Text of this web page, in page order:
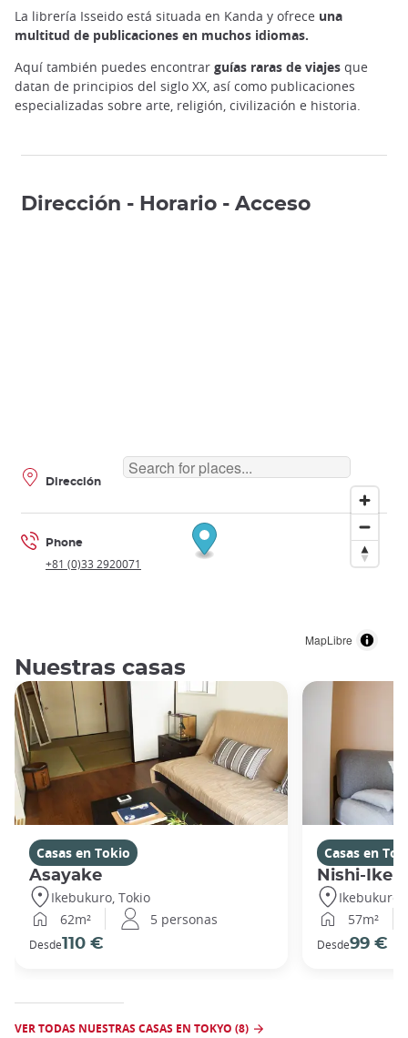
La librería Isseido está situada en Kanda y ofrece una
multitud de publicaciones en muchos idiomas.
Aquí también puedes encontrar guías raras de viajes que
datan de principios del siglo XX, así como publicaciones
especializadas sobre arte, religión, civilización e historia.
Dirección - Horario - Acceso
MapLibre
Dirección
Phone
+81 (0)33 2920071
Nuestras casas
Casas en Tokio
Asayake
Ikebukuro, Tokio
62m²
5 personas
Desde110 €
Casas en
Nishi-
Ikebukuro,
57m²
Desde99 €
VER TODAS NUESTRAS CASAS EN TOKYO (8)